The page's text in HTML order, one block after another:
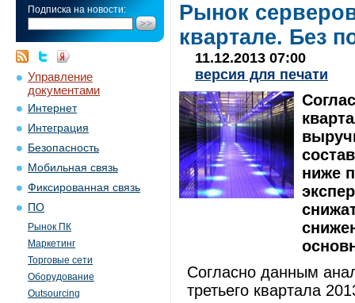
Подписка на новости:
Управление
документами
Интернет
Интеграция
Безопасность
Мобильная связь
Фиксированная связь
ПО
Рынок ПК
Маркетинг
Торговые сети
Оборудование
Outsourcing
Рынок
квартале. Без
11.12.2013 07:00
версия для печати
ниже
Согласно данным
третьего квартала